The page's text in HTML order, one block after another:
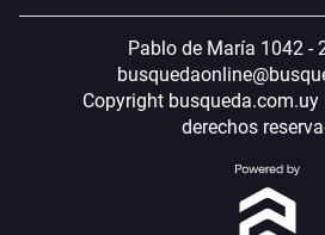
Pablo de María 1042 -
Copyright
derechos